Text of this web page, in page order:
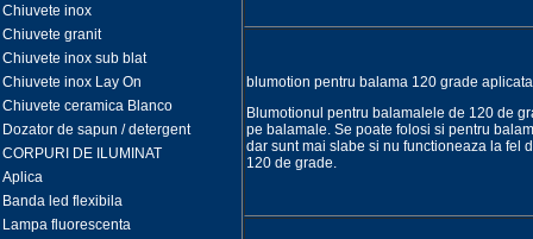
Chiuvete inox
Chiuvete granit
Chiuvete inox sub blat
Chiuvete inox Lay On
Chiuvete ceramica Blanco
Dozator de sapun / detergent
CORPURI DE ILUMINAT
Aplica
Banda led flexibila
Lampa fluorescenta
blumotion pentru balama 120 grade
Blumotionul pentru balamalele de 120 de
pe balamale. Se poate folosi si pentru
dar sunt mai slabe si nu functioneaza la fel
120 de grade.